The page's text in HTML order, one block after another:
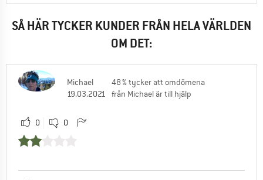
SÅ HÄR TYCKER KUNDER FRÅN HELA VÄRLDEN
OM DET:
Michael
19.03.2021
48 % tycker att omdömena
från Michael är till hjälp
0 0